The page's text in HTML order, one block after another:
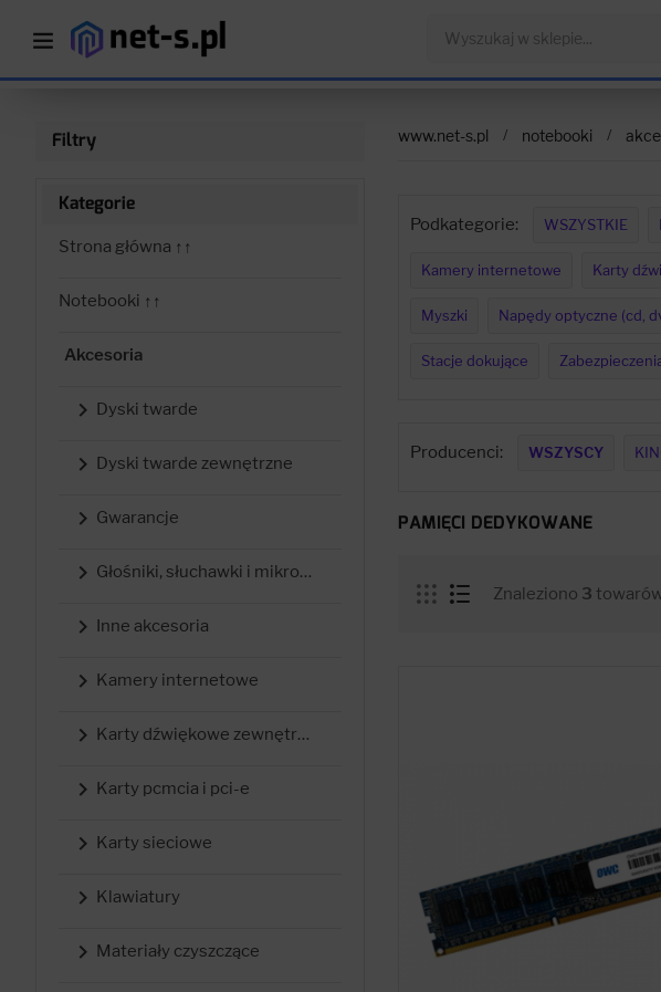
Filtry
Kategorie
Strona główna ↑↑
Notebooki ↑↑
Akcesoria
 Dyski twarde
 Dyski twarde zewnętrzne
 Gwarancje
 Głośniki, słuchawki i mikrofony
 Inne akcesoria
 Kamery internetowe
 Karty dźwiękowe zewnętrzne
 Karty pcmcia i pci-e
 Karty sieciowe
 Klawiatury
 Materiały czyszczące
www.net-s.pl notebooki
Podkategorie: WSZYSTKIE
Kamery internetowe Karty
Myszki Napędy optyczne (cd,
Stacje dokujące
Producenci: WSZYSCY
PAMIĘCI DEDYKOWANE
Znaleziono 3